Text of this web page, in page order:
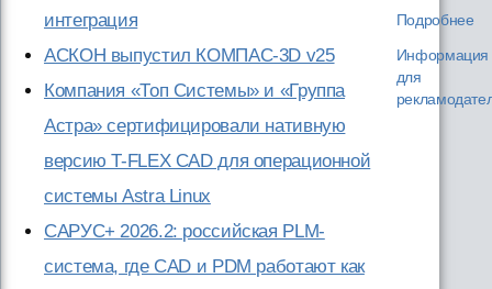
интеграция
АСКОН выпустил КОМПАС-3D v25
Компания «Топ Системы» и «Группа
Астра» сертифицировали нативную
версию T-FLEX CAD для операционной
системы Astra Linux
САРУС+ 2026.2: российская PLM-
система, где CAD и PDM работают как
Подробнее
Информация
для